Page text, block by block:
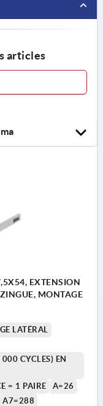
articles
EXTENSION
MONTAGE
LATÉRAL
CYCLES) EN
= 1 PAIRE
A=26
A7=288